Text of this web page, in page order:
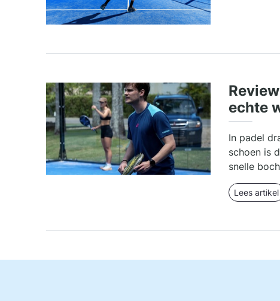
echte
In padel
schoen is
snelle
Lees artikel